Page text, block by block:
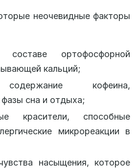
неочевидные факторы
ортофосфорной
кальций;
кофеина,
сна и отдыха;
красители, способные
микрореакции в
насыщения, которое